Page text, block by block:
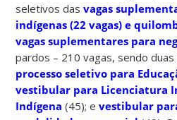
seletivos das vagas
indígenas (22 vagas) e
vagas suplementares para
pardos – 210 vagas, sendo duas
processo seletivo para
vestibular para Licenciatura
Indígena (45); evestibular